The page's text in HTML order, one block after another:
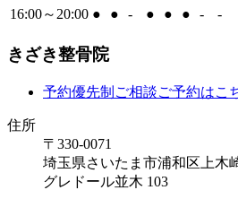
16:00～20:00 ● ● - ● ● ● - -
きざき整骨院
予約優先制 ご相談ご予約はこ
住所
〒330-0071
埼玉県さいたま市浦和区上木
グレドール並木 103